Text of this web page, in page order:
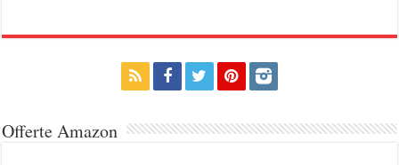
Offerte Amazon